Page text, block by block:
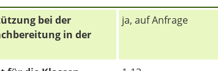
bei der
in der
ja, auf Anfrage